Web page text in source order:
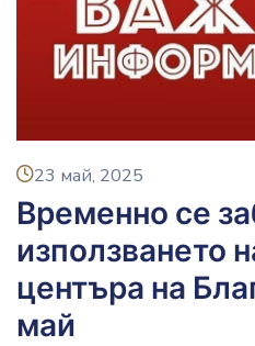
icon
23 май, 2025
Временно се
използването
центъра на
май